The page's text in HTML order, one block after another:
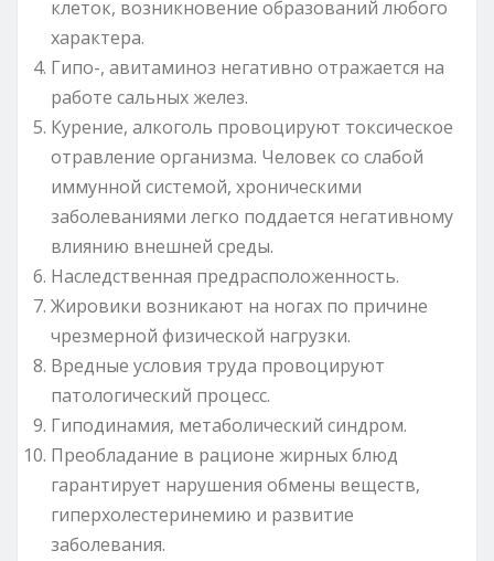
клеток, возникновение образований любого
характера.
Гипо-, авитаминоз негативно отражается на
работе сальных желез.
Курение, алкоголь провоцируют токсическое
отравление организма. Человек со слабой
иммунной системой, хроническими
заболеваниями легко поддается негативному
влиянию внешней среды.
Наследственная предрасположенность.
Жировики возникают на ногах по причине
чрезмерной физической нагрузки.
Вредные условия труда провоцируют
патологический процесс.
Гиподинамия, метаболический синдром.
Преобладание в рационе жирных блюд
гарантирует нарушения обмены веществ,
гиперхолестеринемию и развитие
заболевания.